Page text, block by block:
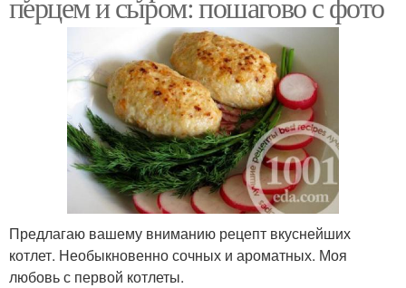
Предлагаю вашему вниманию рецепт вкуснейших
котлет. Необыкновенно сочных и ароматных. Моя
любовь с первой котлеты.